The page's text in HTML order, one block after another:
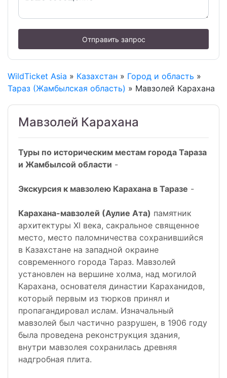
Отправить запрос
WildTicket Asia » Казахстан » Город и область »
Тараз (Жамбылская область) » Мавзолей Карахана
Мавзолей Карахана
Туры по историческим местам города Тараза
и Жамбылсой области -
Экскурсия к мавзолею Карахана в Таразе -
Карахана-мавзолей (Аулие Ата) памятник
архитектуры XI века, сакральное священное
место, место паломничества сохранившийся
в Казахстане на западной окраине
современного города Тараз. Мавзолей
установлен на вершине холма, над могилой
Карахана, основателя династии Караханидов,
который первым из тюрков принял и
пропагандировал ислам. Изначальный
мавзолей был частично разрушен, в 1906 году
была проведена реконструкция здания,
внутри мавзолея сохранилась древняя
надгробная плита.